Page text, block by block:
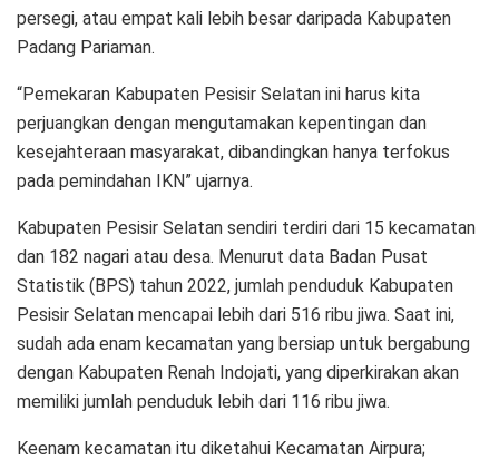
persegi, atau empat kali lebih besar daripada Kabupaten
Padang Pariaman.
“Pemekaran Kabupaten Pesisir Selatan ini harus kita
perjuangkan dengan mengutamakan kepentingan dan
kesejahteraan masyarakat, dibandingkan hanya terfokus
pada pemindahan IKN” ujarnya.
Kabupaten Pesisir Selatan sendiri terdiri dari 15 kecamatan
dan 182 nagari atau desa. Menurut data Badan Pusat
Statistik (BPS) tahun 2022, jumlah penduduk Kabupaten
Pesisir Selatan mencapai lebih dari 516 ribu jiwa. Saat ini,
sudah ada enam kecamatan yang bersiap untuk bergabung
dengan Kabupaten Renah Indojati, yang diperkirakan akan
memiliki jumlah penduduk lebih dari 116 ribu jiwa.
Keenam kecamatan itu diketahui Kecamatan Airpura;